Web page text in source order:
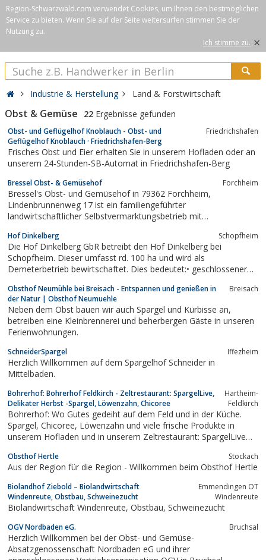
Region-Schwarzwald.com verwendet Cookies, um Ihnen den bestmöglichen
Service zu bieten. Wenn Sie auf der Seite weitersurfen stimmen Sie der
Nutzung zu.
Ich stimme zu. ×
Industrie & Herstellung Land & Forstwirtschaft
Obst & Gemüse 22 Ergebnisse gefunden
Obst- und Geflügelhof Knoblauch - Obst- und
Geflügelhof Knoblauch · Friedrichshafen-Berg
Friedrichshafen
Frisches Obst und Eier erhalten Sie in unserem Hofladen oder an
unserem 24-Stunden-SB-Automat in Friedrichshafen-Berg
Bressel Obst- & Gemüsehof Forchheim
Bressel's Obst- und Gemüsehof in 79362 Forchheim,
Lindenbrunnenweg 17 ist ein familiengeführter
landwirtschaftlicher Selbstvermarktungsbetrieb mit
Hof Dinkelberg Schopfheim
Die Hof Dinkelberg GbR betreibt den Hof Dinkelberg bei
Schopfheim. Dieser umfasst rd. 100 ha und wird als
Demeterbetrieb bewirtschaftet. Dies bedeutet:• geschlossener
Spritzmittel• kein Einsatz von Gentechnik• artgerechte
Tierhaltung• Anwendung der...
Obsthof Neumühle bei Breisach - Entspannen und genießen in
der Natur | Obsthof Neumuehle
Breisach
Neben dem Obst bauen wir auch Spargel und Kürbisse an,
betreiben eine Kleinbrennerei und beherbergen Gäste in unseren
Ferienwohnungen.
SchneiderSpargel Iffezheim
Herzlich Willkommen auf dem Spargelhof Schneider in
Mittelbaden.
Bohrerhof: Bohrerhof Feldkirch - Zeltrestaurant: SpargelLive,
Delikater Herbst -Spargel, Löwenzahn, Chicoree
Hartheim-
Feldkirch
Bohrerhof: Wo Gutes gedeiht auf dem Feld und in der Küche.
Spargel, Chicoree, Löwenzahn und viele frische Produkte in
unserem Hofladen und in unserem Zeltrestaurant: SpargelLive
Obsthof Hertle Stockach
Aus der Region für die Region - Willkommen beim Obsthof Hertle
Biolandhof Ziebold – Biolandwirtschaft
Windenreute, Obstbau, Schweinezucht
Emmendingen OT
Windenreute
Biolandwirtschaft Windenreute, Obstbau, Schweinezucht
OGV Nordbaden eG. Bruchsal
Herzlich Willkommen bei der Obst- und Gemüse-
Absatzgenossenschaft Nordbaden eG und ihrer